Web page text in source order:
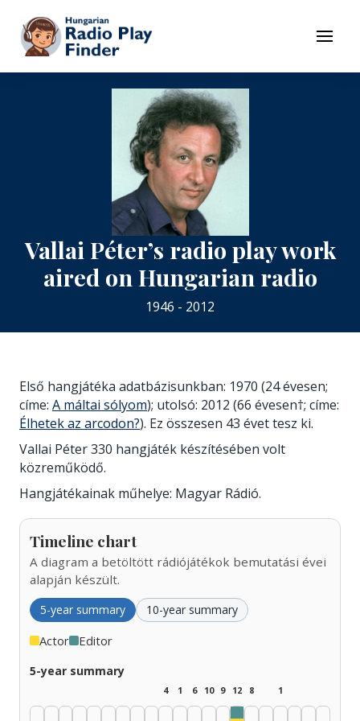
To contents
Menu
Vallai Péter’s radio play work
aired on Hungarian radio
1946 - 2012
Első hangjátéka adatbázisunkban: 1970 (24 évesen;
címe: A máltai sólyom); utolsó: 2012 (66 évesen†; címe:
Élhetek az arcodon?). Ez összesen 43 évet tesz ki.
Vallai Péter 330 hangjáték készítésében volt
közreműködő.
Hangjátékainak műhelye: Magyar Rádió.
Timeline chart
A diagram a betöltött rádiójátékok bemutatási évei
alapján készült.
5-year summary 10-year summary
Actor Editor
5-year summary
4 1 6 10 9 12 8 1